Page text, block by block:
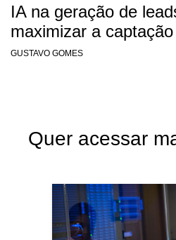
IA na geração de
maximizar a
GUSTAVO GOMES
Quer acessar